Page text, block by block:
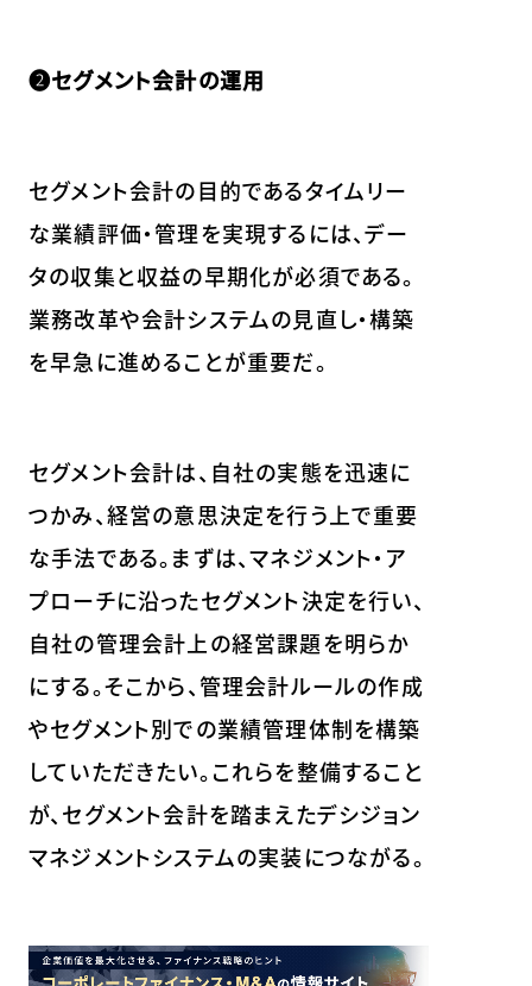
❷セグメント会計の運用
セグメント会計の目的であるタイムリー
な業績評価・管理を実現するには、デー
タの収集と収益の早期化が必須である。
業務改革や会計システムの見直し・構築
を早急に進めることが重要だ。
セグメント会計は、自社の実態を迅速に
つかみ、経営の意思決定を行う上で重要
な手法である。まずは、マネジメント・ア
プローチに沿ったセグメント決定を行い、
自社の管理会計上の経営課題を明らか
にする。そこから、管理会計ルールの作成
やセグメント別での業績管理体制を構築
していただきたい。これらを整備すること
が、セグメント会計を踏まえたデシジョン
マネジメントシステムの実装につながる。